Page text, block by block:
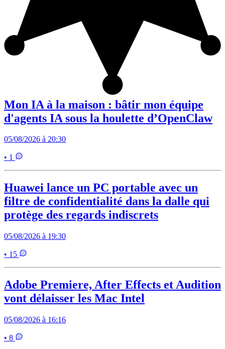
Mon IA à la maison : bâtir mon équipe
d'agents IA sous la houlette d’OpenClaw
05/08/2026 à 20:30
• 1
Huawei lance un PC portable avec un
filtre de confidentialité dans la dalle qui
protège des regards indiscrets
05/08/2026 à 19:30
• 15
Adobe Premiere, After Effects et Audition
vont délaisser les Mac Intel
05/08/2026 à 16:16
• 8